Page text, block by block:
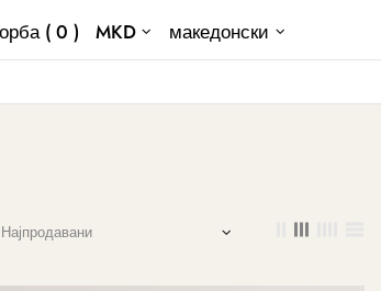
( 0 ) MKD
македонски